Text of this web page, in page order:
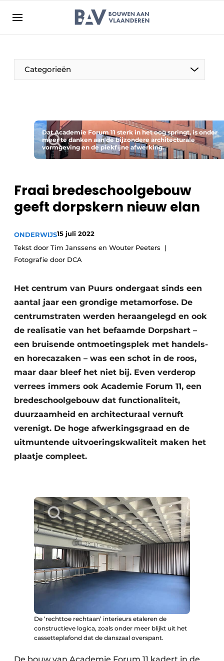
Bedrijven
Bouwen aan Vlaanderen | Platform voor de bouw
Evenement aanmelden
Jaarboek
Nieuwsbrief
Podcasts
Privacy / Cookie statement
Vacature aanmelden
Vacatures
Aanmelden
Bedrijven
Bedrijven
Categorieën
Akoestiek
Brandveiligheid
BIM
Evenementen
Dak & Gevel
Houtbouw
HVAC
Interieurarchitectuur
Keukens
Software
Toegangscontrole
Veiligheid & Opleiding
Zonwering
Dat Academie Forum 11 sterk in het oog springt, is onder
meer te danken aan de bijzondere architecturale
vormgeving en de piekfijne afwerking.
Fraai bredeschoolgebouw
geeft dorpskern nieuw elan
ONDERWIJS15 juli 2022
Tekst door Tim Janssens en Wouter Peeters
Fotografie door DCA
Het centrum van Puurs ondergaat sinds een
aantal jaar een grondige metamorfose. De
centrumstraten werden heraangelegd en ook
de realisatie van het befaamde Dorpshart –
een bruisende ontmoetingsplek met handels-
en horecazaken – was een schot in de roos,
maar daar bleef het niet bij. Even verderop
verrees immers ook Academie Forum 11, een
bredeschoolgebouw dat functionaliteit,
duurzaamheid en architecturaal vernuft
verenigt. De hoge afwerkingsgraad en de
uitmuntende uitvoeringskwaliteit maken het
plaatje compleet.
De ‘rechttoe rechtaan’ interieurs etaleren de
constructieve logica, zoals onder meer blijkt uit het
cassetteplafond dat de danszaal overspant.